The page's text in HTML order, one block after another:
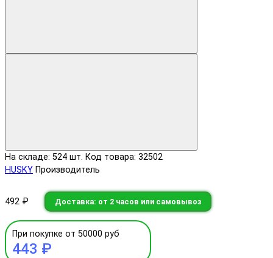
На складе: 524 шт. Код товара: 32502
HUSKY Производитель
492 ₽ Доставка: от 2 часов или самовывоз
При покупке от 50000 руб
443 ₽